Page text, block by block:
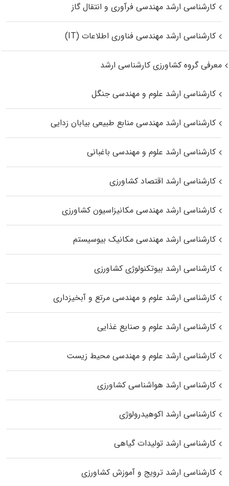
کارشناسی ارشد مهندسی فرآوری و انتقال گاز
کارشناسی ارشد مهندسی فناوری اطلاعات (IT)
معرفی گروه کشاورزی کارشناسی ارشد
کارشناسی ارشد علوم و مهندسی جنگل
کارشناسی ارشد مهندسی منابع طبیعی بیابان زدایی
کارشناسی ارشد علوم و مهندسی باغبانی
کارشناسی ارشد اقتصاد کشاورزی
کارشناسی ارشد مهندسی مکانیزاسیون کشاورزی
کارشناسی ارشد مهندسی مکانیک بیوسیستم
کارشناسی ارشد بیوتکنولوژی کشاورزی
کارشناسی ارشد علوم و مهندسی مرتع و آبخیزداری
کارشناسی ارشد علوم و صنایع غذایی
کارشناسی ارشد علوم و مهندسی محیط زیست
کارشناسی ارشد هواشناسی کشاورزی
کارشناسی ارشد اکوهیدرولوژی
کارشناسی ارشد تولیدات گیاهی
کارشناسی ارشد ترویج و آموزش کشاورزی